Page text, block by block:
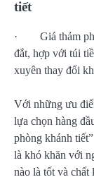
tiết
· Giá thảm
đắt, hợp với túi
xuyên thay đổi
Với những ưu
lựa chọn hàng
phòng khánh
là khó khăn với
nào là tốt và chất